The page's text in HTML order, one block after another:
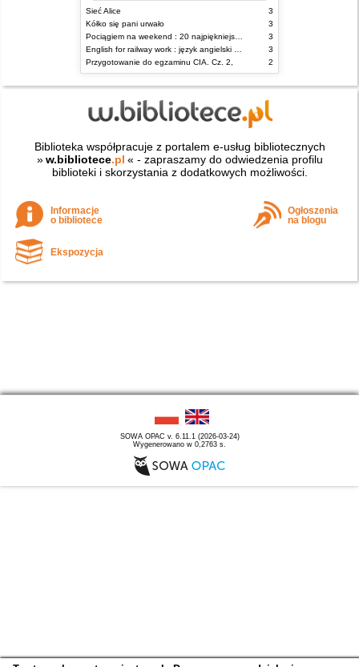
Sieć Alice
3
Kółko się pani urwało
3
Pociągiem na weekend : 20 najpiękniejszych tras kolejowych w Polsce
3
English for railway work : język angielski dla kolejarzy - podręcznik dla zaawansowanych
3
Przygotowanie do egzaminu CIA. Cz. 2,
2
Biblioteka współpracuje z portalem e-usług bibliotecznych
» w.bibliotece.pl « - zapraszamy do odwiedzenia profilu
biblioteki i skorzystania z dodatkowych możliwości.
Informacje
o bibliotece
Ogłoszenia
na blogu
Ekspozycja
SOWA OPAC v. 6.11.1 (2026-03-24)
Wygenerowano w 0,2763 s.